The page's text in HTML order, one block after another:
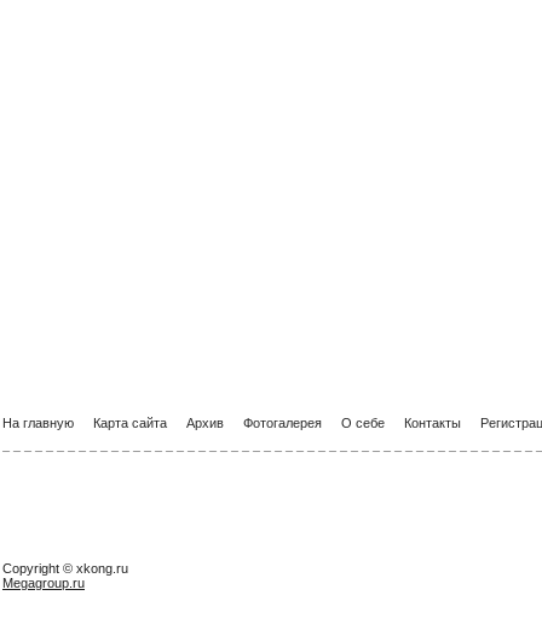
На главную Карта сайта Архив Фотогалерея О себе Контакты
Copyright © xkong.ru
Megagroup.ru